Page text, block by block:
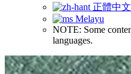
正體中文
Melayu
NOTE: Some
languages.